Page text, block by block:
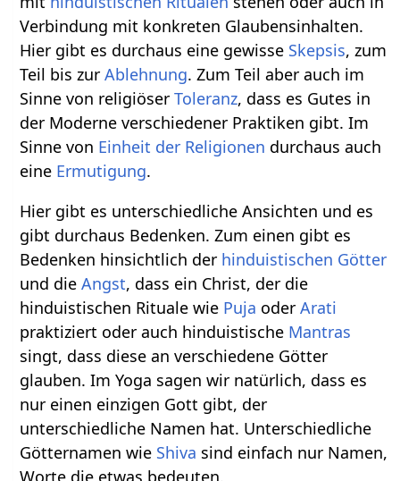
Verbindung mit konkreten Glaubensinhalten.
Hier gibt es durchaus eine gewisse Skepsis, zum
Teil bis zurAblehnung. Zum Teil aber auch im
Sinne von religiöserToleranz, dass es Gutes in
der Moderne verschiedener Praktiken gibt. Im
Sinne von Einheit der Religionen durchaus auch
eine Ermutigung.
Hier gibt es unterschiedliche Ansichten und es
gibt durchaus Bedenken. Zum einen gibt es
Bedenken hinsichtlich der hinduistischen Götter
und dieAngst, dass ein Christ, der die
hinduistischen Rituale wie Puja oderArati
praktiziert oder auch hinduistische Mantras
singt, dass diese an verschiedene Götter
glauben. Im Yoga sagen wir natürlich, dass es
nur einen einzigen Gott gibt, der
unterschiedliche Namen hat. Unterschiedliche
Götternamen wie Shiva sind einfach nur Namen,